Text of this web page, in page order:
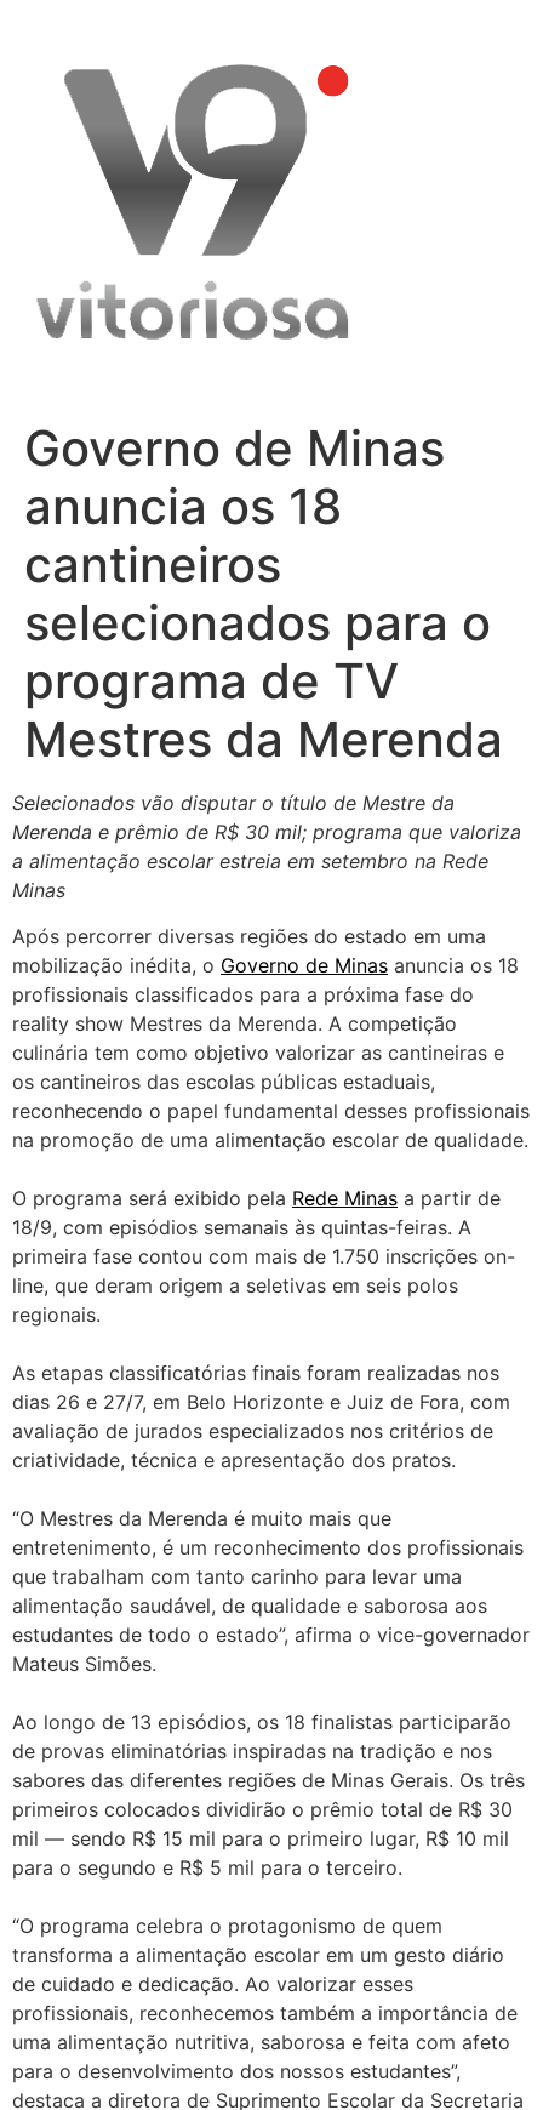
content
Governo de Minas
anuncia os 18
cantineiros
selecionados para o
programa de TV
Mestres da Merenda
Selecionados vão disputar o título de Mestre da
Merenda e prêmio de R$ 30 mil; programa que valoriza
a alimentação escolar estreia em setembro na Rede
Minas
Após percorrer diversas regiões do estado em uma
mobilização inédita, o Governo de Minas anuncia os 18
profissionais classificados para a próxima fase do
reality show Mestres da Merenda. A competição
culinária tem como objetivo valorizar as cantineiras e
os cantineiros das escolas públicas estaduais,
reconhecendo o papel fundamental desses profissionais
na promoção de uma alimentação escolar de qualidade.
O programa será exibido pela Rede Minas a partir de
18/9, com episódios semanais às quintas-feiras. A
primeira fase contou com mais de 1.750 inscrições on-
line, que deram origem a seletivas em seis polos
regionais.
As etapas classificatórias finais foram realizadas nos
dias 26 e 27/7, em Belo Horizonte e Juiz de Fora, com
avaliação de jurados especializados nos critérios de
criatividade, técnica e apresentação dos pratos.
“O Mestres da Merenda é muito mais que
entretenimento, é um reconhecimento dos profissionais
que trabalham com tanto carinho para levar uma
alimentação saudável, de qualidade e saborosa aos
estudantes de todo o estado”, afirma o vice-governador
Mateus Simões.
Ao longo de 13 episódios, os 18 finalistas participarão
de provas eliminatórias inspiradas na tradição e nos
sabores das diferentes regiões de Minas Gerais. Os três
primeiros colocados dividirão o prêmio total de R$ 30
mil — sendo R$ 15 mil para o primeiro lugar, R$ 10 mil
para o segundo e R$ 5 mil para o terceiro.
“O programa celebra o protagonismo de quem
transforma a alimentação escolar em um gesto diário
de cuidado e dedicação. Ao valorizar esses
profissionais, reconhecemos também a importância de
uma alimentação nutritiva, saborosa e feita com afeto
para o desenvolvimento dos nossos estudantes”,
destaca a diretora de Suprimento Escolar da Secretaria